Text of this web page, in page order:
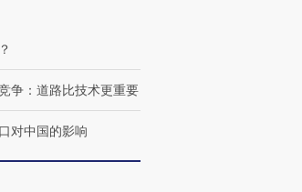
被称为“蟑螂”的印
拱下台
飞地休达
争：道路比技术更重要
对中国的影响